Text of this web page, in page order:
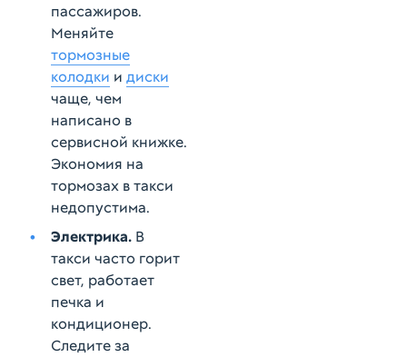
пассажиров.
Меняйте
тормозные
колодки и диски
чаще, чем
написано в
сервисной книжке.
Экономия на
тормозах в такси
недопустима.
Электрика. В
такси часто горит
свет, работает
печка и
кондиционер.
Следите за